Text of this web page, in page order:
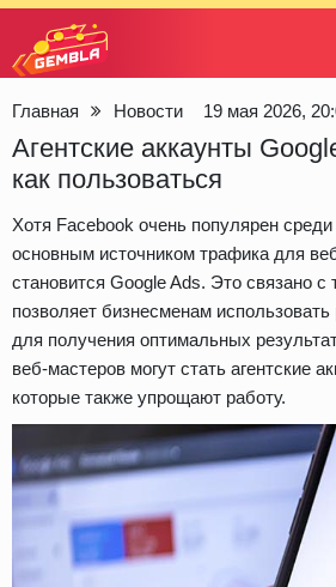
Главная Новости 19 мая 2026,
Агентские аккаунты
как пользоваться
Хотя Facebook очень популярен
основным источником трафика для
становится Google Ads. Это связано
позволяет бизнесменам
для получения оптимальных
веб-мастеров могут стать агентские
которые также упрощают работу.